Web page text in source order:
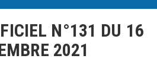
N°131 DU 16
2021